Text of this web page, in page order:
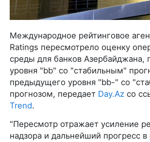
Международное рейтинговое
Ratings пересмотрело оценку
среды для банков Азербайджана,
уровня "bb" со "стабильным"
предыдущего уровня "bb-" со
прогнозом, передает Day.Az со
Trend.
"Пересмотр отражает усиление
надзора и дальнейший прогресс в